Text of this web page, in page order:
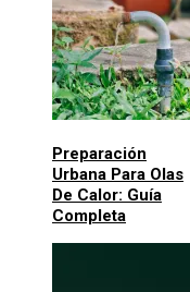
Preparación
Urbana Para Olas
De Calor: Guía
Completa